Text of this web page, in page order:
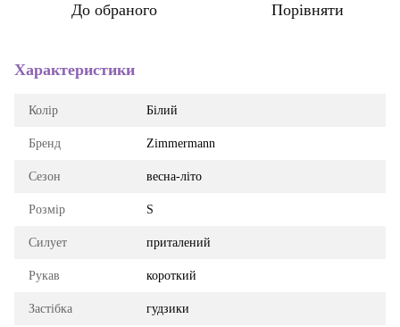
До обраного Порівняти
Характеристики
Колір Білий
Бренд Zimmermann
Сезон весна-літо
Розмір S
Силует приталений
Рукав короткий
Застібка гудзики